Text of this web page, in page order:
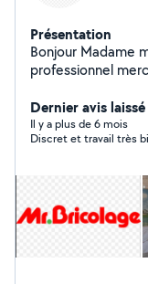
Présentation
Bonjour Madame
professionnel
Dernier avis
Il y a plus de 6 mois
Discret et travail très